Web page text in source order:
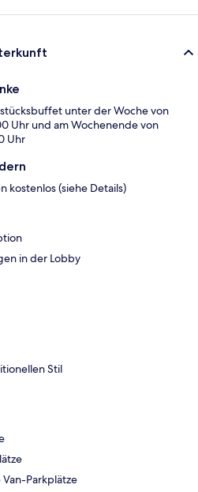
unter der Woche von
Uhr und am Wochenende von
Uhr
kostenlos (siehe Details)
in der Lobby
Stil
Parkplätze